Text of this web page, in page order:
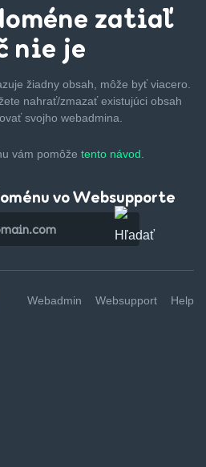
zatiaľ
nie je
žiadny obsah, môže byťviacero.
nahrať/zmazaťexistujúci obsah
svojho webadmina.
vám pomôže tento návod.
vo Websupporte
Webadmin Websupport Help